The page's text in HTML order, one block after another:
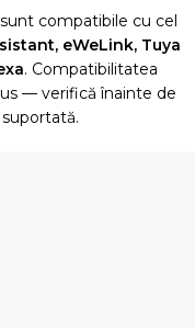
compatibile cu cel
eWeLink, Tuya
. Compatibilitatea
— verifică înainte de